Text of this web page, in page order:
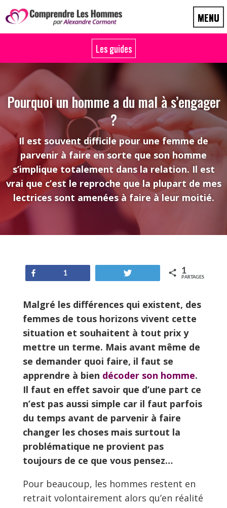
Pourquoi un homme a du mal à s’engager
?
Il est souvent difficile pour une femme de
parvenir à faire en sorte que son homme
s’implique totalement dans la relation. Il est
vrai que c’est le reproche que la plupart de mes
lectrices sont amenées à faire à leur moitié.
Partagez
1 1
PARTAGES
Malgré les différences qui existent, des
femmes de tous horizons vivent cette
situation et souhaitent à tout prix y
mettre un terme. Mais avant même de
se demander quoi faire, il faut se
apprendre à bien décoder son homme.
Il faut en effet savoir que d’une part ce
n’est pas aussi simple car il faut parfois
du temps avant de parvenir à faire
changer les choses mais surtout la
problématique ne provient pas
toujours de ce que vous pensez…
Pour beaucoup, les hommes restent en
retrait volontairement alors qu’en réalité